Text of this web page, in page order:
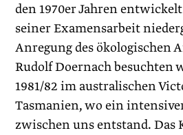
den 1970er Jahren
seiner Examens­arbeit
Anregung des ökologischen
Rudolf Doernach besuchten
1981/82 im australischen
Tasmanien, wo ein
zwischen uns entstand. Das